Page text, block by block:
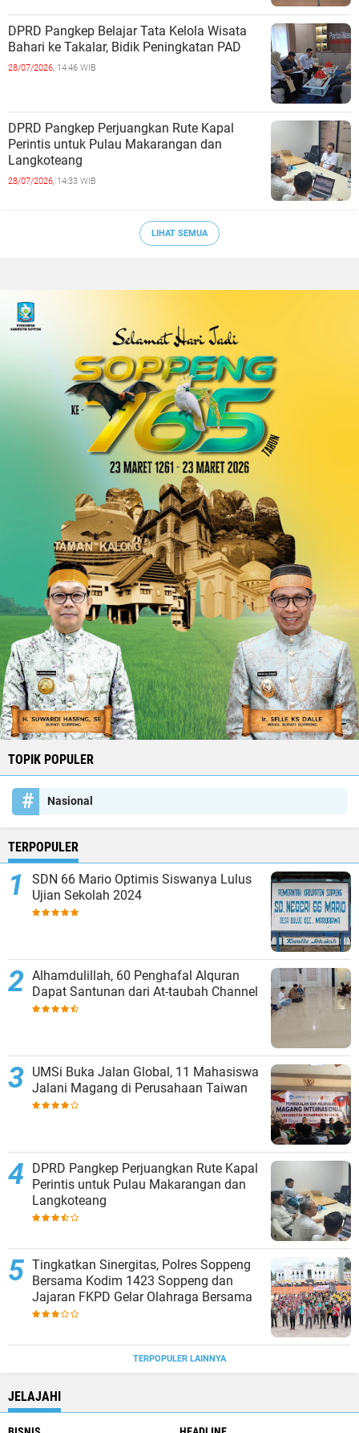
DPRD Pangkep Belajar Tata Kelola Wisata
Bahari ke Takalar, Bidik Peningkatan PAD
28/07/2026, 14:46 WIB
DPRD Pangkep Perjuangkan Rute Kapal
Perintis untuk Pulau Makarangan dan
Langkoteang
28/07/2026, 14:33 WIB
LIHAT SEMUA
TOPIK POPULER
Nasional
TERPOPULER
SDN 66 Mario Optimis Siswanya Lulus
Ujian Sekolah 2024
Alhamdulillah, 60 Penghafal Alquran
Dapat Santunan dari At-taubah Channel
UMSi Buka Jalan Global, 11 Mahasiswa
Jalani Magang di Perusahaan Taiwan
DPRD Pangkep Perjuangkan Rute Kapal
Perintis untuk Pulau Makarangan dan
Langkoteang
Tingkatkan Sinergitas, Polres Soppeng
Bersama Kodim 1423 Soppeng dan
Jajaran FKPD Gelar Olahraga Bersama
TERPOPULER LAINNYA
JELAJAHI